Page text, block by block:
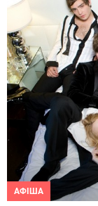
АФІША